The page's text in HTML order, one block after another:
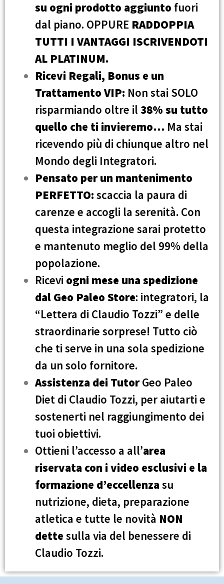
su ogni prodotto aggiunto fuori
dal piano. OPPURE RADDOPPIA
TUTTI I VANTAGGI ISCRIVENDOTI
AL PLATINUM.
Ricevi Regali, Bonus e un
Trattamento VIP: Non stai SOLO
risparmiando oltre il 38% su tutto
quello che ti invieremo… Ma stai
ricevendo più di chiunque altro nel
Mondo degli Integratori.
Pensato per un mantenimento
PERFETTO: scaccia la paura di
carenze e accogli la serenità. Con
questa integrazione sarai protetto
e mantenuto meglio del 99% della
popolazione.
Ricevi ogni mese una spedizione
dal Geo Paleo Store: integratori, la
“Lettera di Claudio Tozzi” e delle
straordinarie sorprese! Tutto ciò
che ti serve in una sola spedizione
da un solo fornitore.
Assistenza dei TutorGeo Paleo
Diet di Claudio Tozzi, per aiutarti e
sostenerti nel raggiungimento dei
tuoi obiettivi.
Ottieni l’accesso a all’area
riservata con i video esclusivi e la
formazione d’eccellenza su
nutrizione, dieta, preparazione
atletica e tutte le novità NON
dette sulla via del benessere di
Claudio Tozzi.